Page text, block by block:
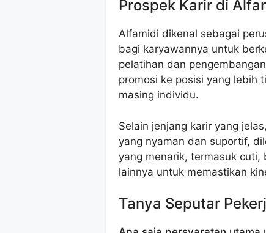
Prospek Karir di
Alfamidi dikenal sebagai
bagi karyawannya untuk
pelatihan dan
promosi ke posisi yang lebih
masing individu.
Selain jenjang karir yang
yang nyaman dan suportif,
yang menarik, termasuk cuti,
lainnya untuk memastikan
Tanya Seputar